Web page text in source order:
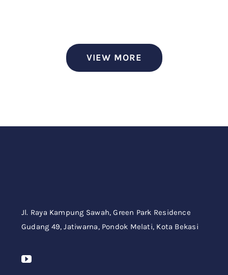
VIEW MORE
Jl. Raya Kampung Sawah,Green Park Residence
Gudang 49,Jatiwarna, Pondok Melati, Kota Bekasi